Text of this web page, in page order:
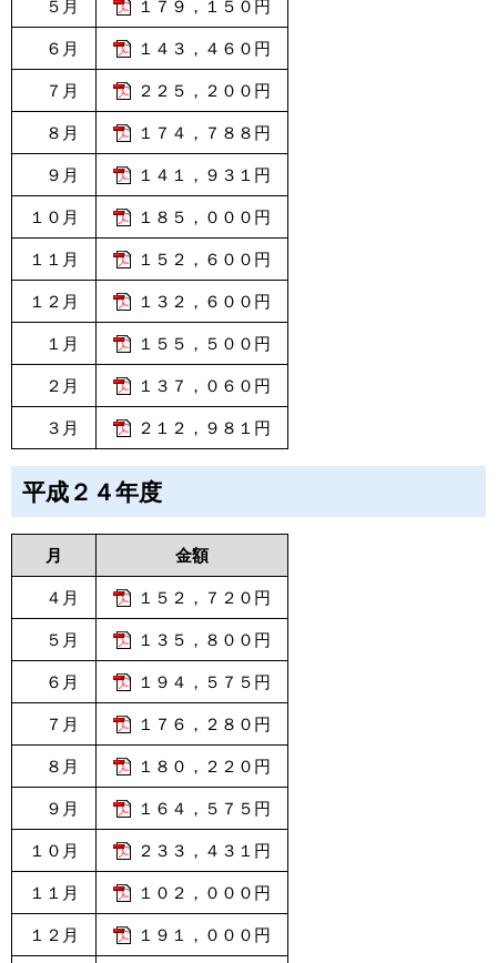
５月 １７９，１５０円
６月 １４３，４６０円
７月 ２２５，２００円
８月 １７４，７８８円
９月 １４１，９３１円
１０月 １８５，０００円
１１月 １５２，６００円
１２月 １３２，６００円
１月 １５５，５００円
２月 １３７，０６０円
３月 ２１２，９８１円
平成２４年度
月 金額
４月 １５２，７２０円
５月 １３５，８００円
６月 １９４，５７５円
７月 １７６，２８０円
８月 １８０，２２０円
９月 １６４，５７５円
１０月 ２３３，４３１円
１１月 １０２，０００円
１２月 １９１，０００円